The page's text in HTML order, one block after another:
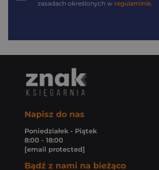
zasadach określonych w regulaminie.
Napisz do nas
Poniedziałek - Piątek
8:00 - 18:00
[email protected]
Bądź z nami na bieżąco